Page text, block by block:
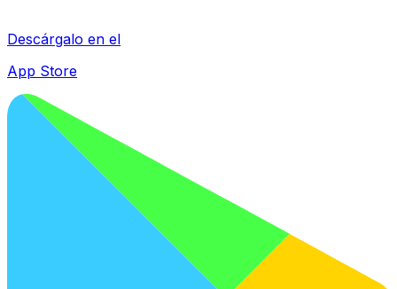
Descárgalo en el
App Store